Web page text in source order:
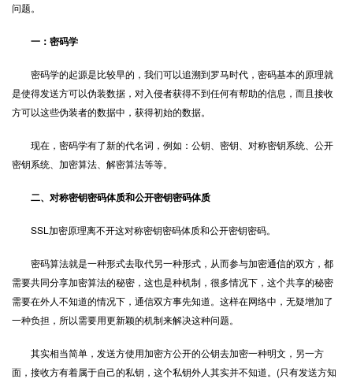
问题。
一：密码学
密码学的起源是比较早的，我们可以追溯到罗马时代，密码基本的原理就
是使得发送方可以伪装数据，对入侵者获得不到任何有帮助的信息，而且接收
方可以这些伪装者的数据中，获得初始的数据。
现在，密码学有了新的代名词，例如：公钥、密钥、对称密钥系统、公开
密钥系统、加密算法、解密算法等等。
二、对称密钥密码体质和公开密钥密码体质
SSL加密原理离不开这对称密钥密码体质和公开密钥密码。
密码算法就是一种形式去取代另一种形式，从而参与加密通信的双方，都
需要共同分享加密算法的秘密，这也是种机制，很多情况下，这个共享的秘密
需要在外人不知道的情况下，通信双方事先知道。这样在网络中，无疑增加了
一种负担，所以需要用更新颖的机制来解决这种问题。
其实相当简单，发送方使用加密方公开的公钥去加密一种明文，另一方
面，接收方有着属于自己的私钥，这个私钥外人其实并不知道。(只有发送方知